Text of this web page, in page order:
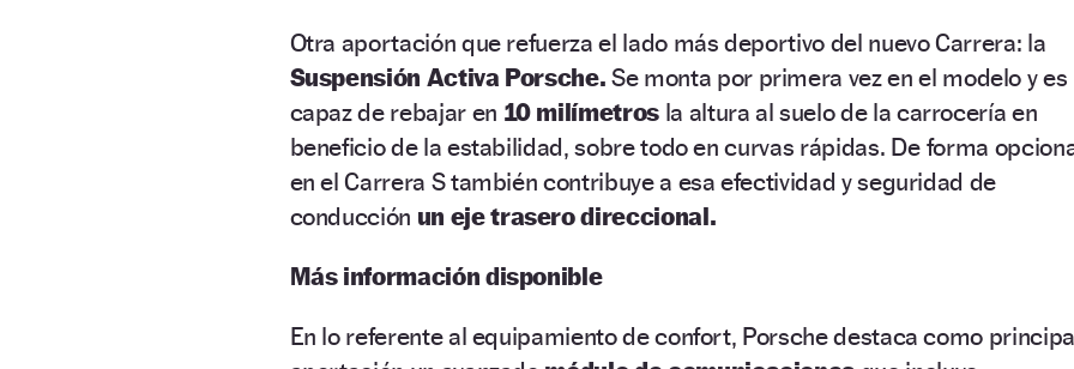
Otra aportación que refuerza el lado más deportivo del nuevo Carrera: la
Suspensión Activa Porsche. Se monta por primera vez en el modelo y es
capaz de rebajar en 10 milímetrosla altura al suelo de la carrocería en
beneficio de la estabilidad, sobre todo en curvas rápidas. De forma
en el Carrera S también contribuye a esa efectividad y seguridad de
conducción un eje trasero direccional.
Más información disponible
En lo referente al equipamiento de confort, Porsche destaca como